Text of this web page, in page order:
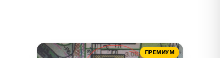
ПРЕМИУМ